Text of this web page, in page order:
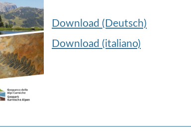
Download (Deutsch)
Download (italiano)